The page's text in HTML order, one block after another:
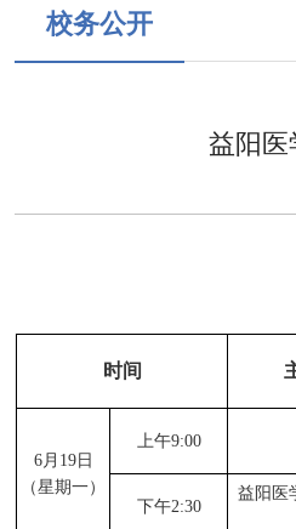
校务公开
益阳医
时间
6月 19日
（星期一）
上午9:00
下午2:30
益阳医